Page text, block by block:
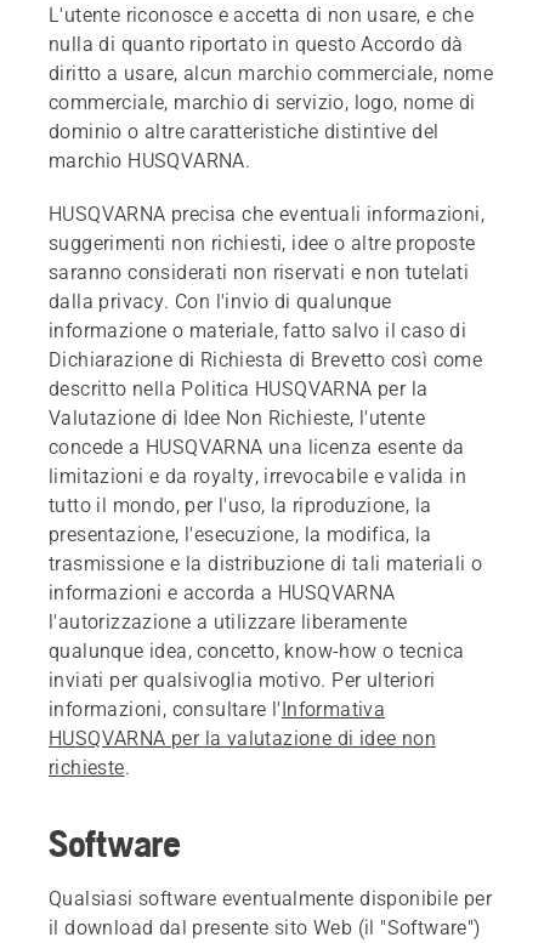
L'utente riconosce e accetta di non usare, e che
nulla di quanto riportato in questo Accordo dà
diritto a usare, alcun marchio commerciale, nome
commerciale, marchio di servizio, logo, nome di
dominio o altre caratteristiche distintive del
marchio HUSQVARNA.
HUSQVARNA precisa che eventuali informazioni,
suggerimenti non richiesti, idee o altre proposte
saranno considerati non riservati e non tutelati
dalla privacy. Con l'invio di qualunque
informazione o materiale, fatto salvo il caso di
Dichiarazione di Richiesta di Brevetto così come
descritto nella Politica HUSQVARNA per la
Valutazione di Idee Non Richieste, l'utente
concede a HUSQVARNA una licenza esente da
limitazioni e da royalty, irrevocabile e valida in
tutto il mondo, per l'uso, la riproduzione, la
presentazione, l'esecuzione, la modifica, la
trasmissione e la distribuzione di tali materiali o
informazioni e accorda a HUSQVARNA
l'autorizzazione a utilizzare liberamente
qualunque idea, concetto, know-how o tecnica
inviati per qualsivoglia motivo. Per ulteriori
informazioni, consultare l'Informativa
HUSQVARNA per la valutazione di idee non
richieste.
Software
Qualsiasi software eventualmente disponibile per
il download dal presente sito Web (il "Software")